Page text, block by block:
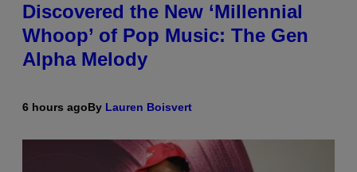
Discovered the New ‘Millennial
Whoop’ of Pop Music: The Gen
Alpha Melody
6 hours agoBy Lauren Boisvert